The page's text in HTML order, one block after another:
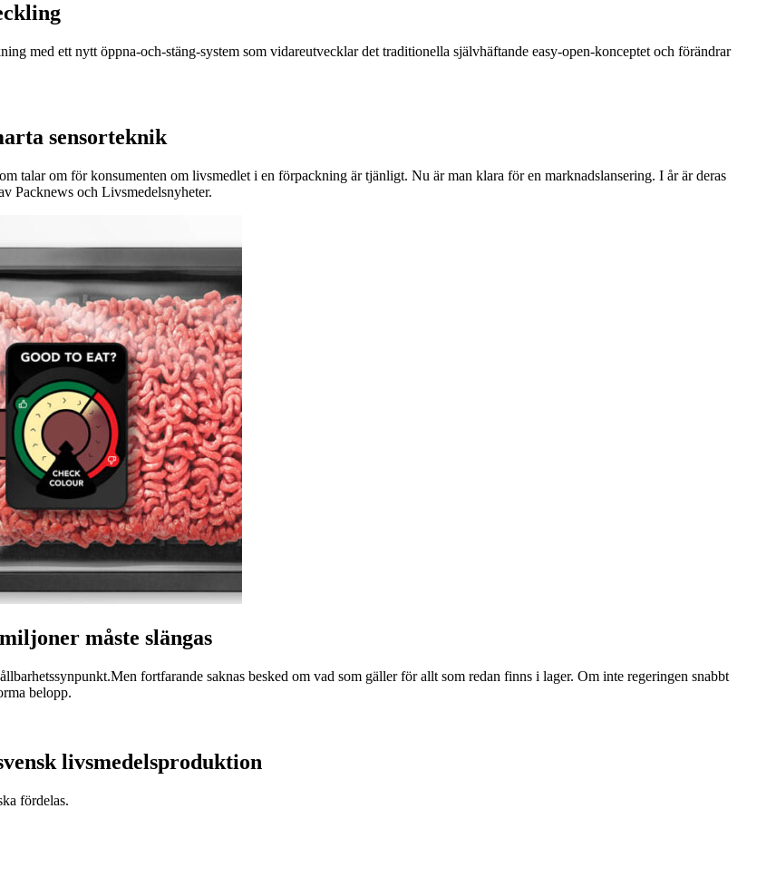
med ett nytt öppna-och-stäng-system som vidareutvecklar det traditionella självhäftande easy-open-konceptet och förändrar
sensorteknik
talar om för konsumenten om livsmedlet i en förpackning är tjänligt. Nu är man klara för en marknadslansering. I år är deras
Packnews och Livsmedelsnyheter.
måste slängas
fortfarande saknas besked om vad som gäller för allt som redan finns i lager. Om inte regeringen snabbt
belopp.
livsmedelsproduktion
fördelas.